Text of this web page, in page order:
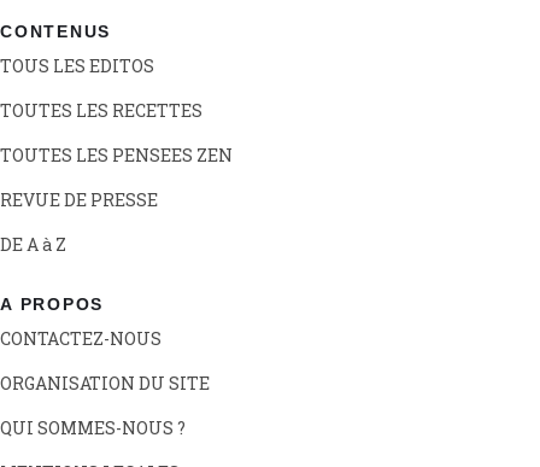
CONTENUS
TOUS LES EDITOS
TOUTES LES RECETTES
TOUTES LES PENSEES ZEN
REVUE DE PRESSE
DE A à Z
A PROPOS
CONTACTEZ-NOUS
ORGANISATION DU SITE
QUI SOMMES-NOUS ?